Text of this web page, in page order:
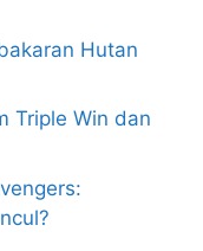
Hutan
Triple Win dan